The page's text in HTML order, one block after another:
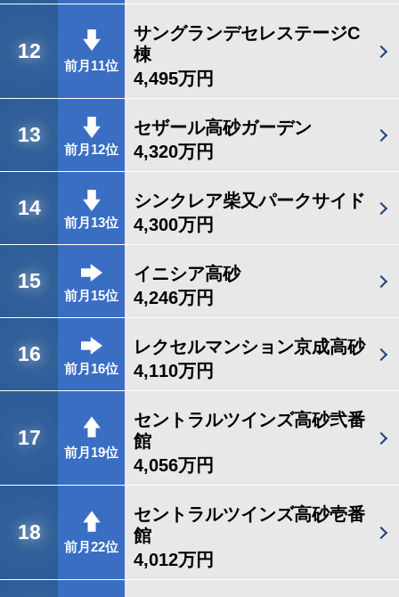
12
前月11位
サングランデセレステージC
棟
4,495万円
13
前月12位
セザール高砂ガーデン
4,320万円
14
前月13位
シンクレア柴又パークサイド
4,300万円
15
前月15位
イニシア高砂
4,246万円
16
前月16位
レクセルマンション京成高砂
4,110万円
17
前月19位
セントラルツインズ高砂弐番
館
4,056万円
18
前月22位
セントラルツインズ高砂壱番
館
4,012万円